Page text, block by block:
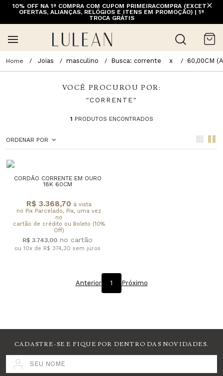
10% OFF NA 1ª COMPRA COM CUPOM PRIMEIRACOMPRA (EXCETO
OFERTAS, ALIANÇAS, RELÓGIOS E ITENS EM PROMOÇÃO) | 1ª
TROCA GRÁTIS
Joias masculino Busca: corrente x 60,00CM
VOCÊ PROCUROU POR:
"CORRENTE"
1 PRODUTOS ENCONTRADOS
ORDENAR POR
CORDÃO CORRENTE EM OURO
18K 60CM
R$ 3.368,70 à vista
no Pix Parcelado, Pix, uma vez
no
cartão de crédito ou Boleto (10%
Off)
R$ 3.743,00
ou 10x de R$ 374,30 sem juros
Anterior 1 Próximo
CADASTRE-SE E FIQUE POR DENTRO DAS NOVIDADES.
SEU NOME